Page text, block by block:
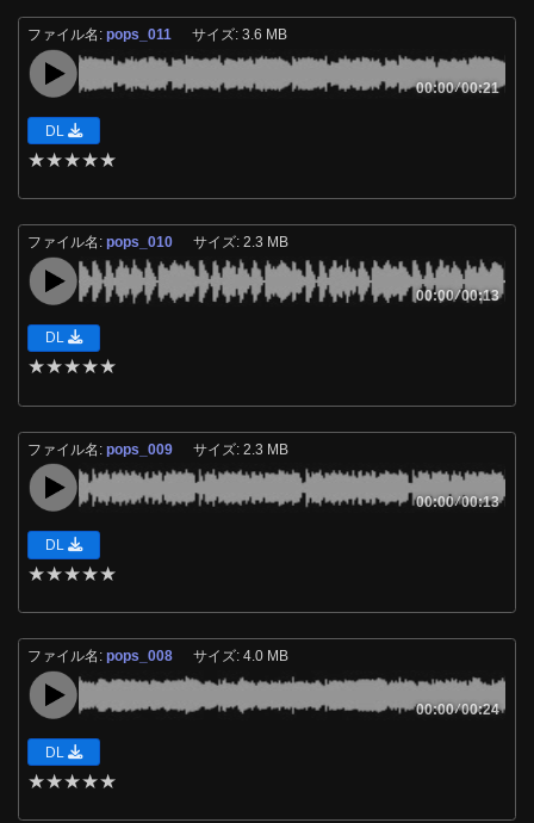
ファイル名:pops_011 サイズ: 3.6 MB
00:00/00:21
DL
★★★★★
ファイル名:pops_010 サイズ: 2.3 MB
00:00/00:13
DL
★★★★★
ファイル名:pops_009 サイズ: 2.3 MB
00:00/00:13
DL
★★★★★
ファイル名:pops_008 サイズ: 4.0 MB
00:00/00:24
DL
★★★★★